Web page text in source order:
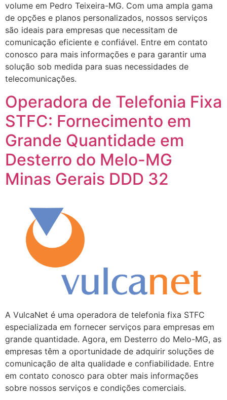
volume em Pedro Teixeira-MG. Com uma ampla gama
de opções e planos personalizados, nossos serviços
são ideais para empresas que necessitam de
comunicação eficiente e confiável. Entre em contato
conosco para mais informações e para garantir uma
solução sob medida para suas necessidades de
telecomunicações.
Operadora de Telefonia Fixa
STFC: Fornecimento em
Grande Quantidade em
Desterro do Melo-MG
Minas Gerais DDD 32
A VulcaNet é uma operadora de telefonia fixa STFC
especializada em fornecer serviços para empresas em
grande quantidade. Agora, em Desterro do Melo-MG, as
empresas têm a oportunidade de adquirir soluções de
comunicação de alta qualidade e confiabilidade. Entre
em contato conosco para obter mais informações
sobre nossos serviços e condições comerciais.